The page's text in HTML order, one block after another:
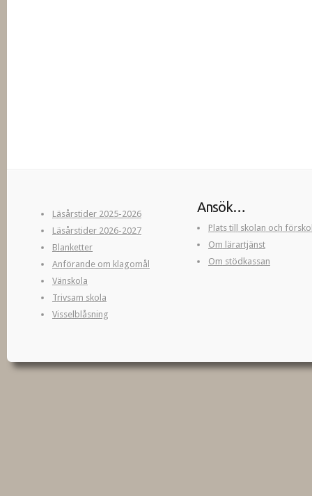
Läsårstider 2025-2026
Läsårstider 2026-2027
Blanketter
Anförande om klagomål
Vänskola
Trivsam skola
Visselblåsning
Ansök…
Plats till skolan och
Om lärartjänst
Om stödkassan